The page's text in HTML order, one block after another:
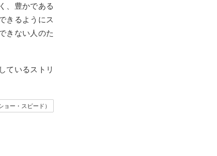
、豊かである
きるようにス
きない人のた
ているストリ
ー・スピード）